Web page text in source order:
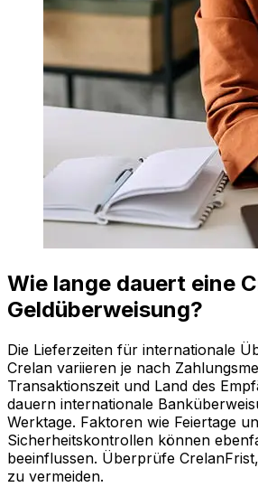
Wie lange dauert eine
Geldüberweisung?
Die Lieferzeiten für internationale
Crelan variieren je nach
Transaktionszeit und Land des
dauern internationale
Werktage. Faktoren wie Feiertage
Sicherheitskontrollen können
beeinflussen. Überprüfe
zu vermeiden.